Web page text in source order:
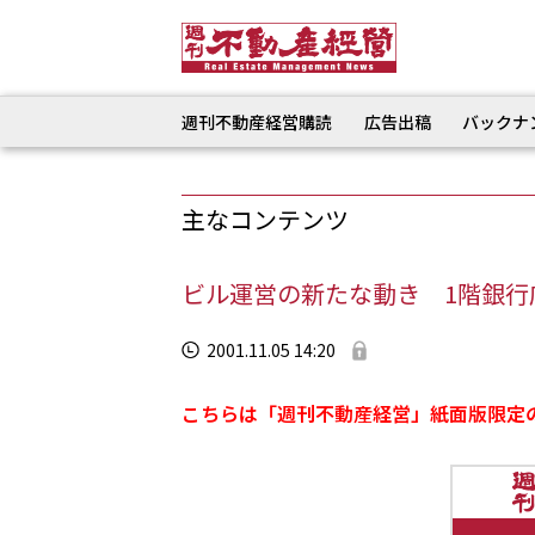
週刊不動産経営購読 広告出稿 バック
主なコンテンツ
ビル運営の新たな動き 1階銀
2001.11.05 14:20
こちらは「週刊不動産経営」紙面版限定